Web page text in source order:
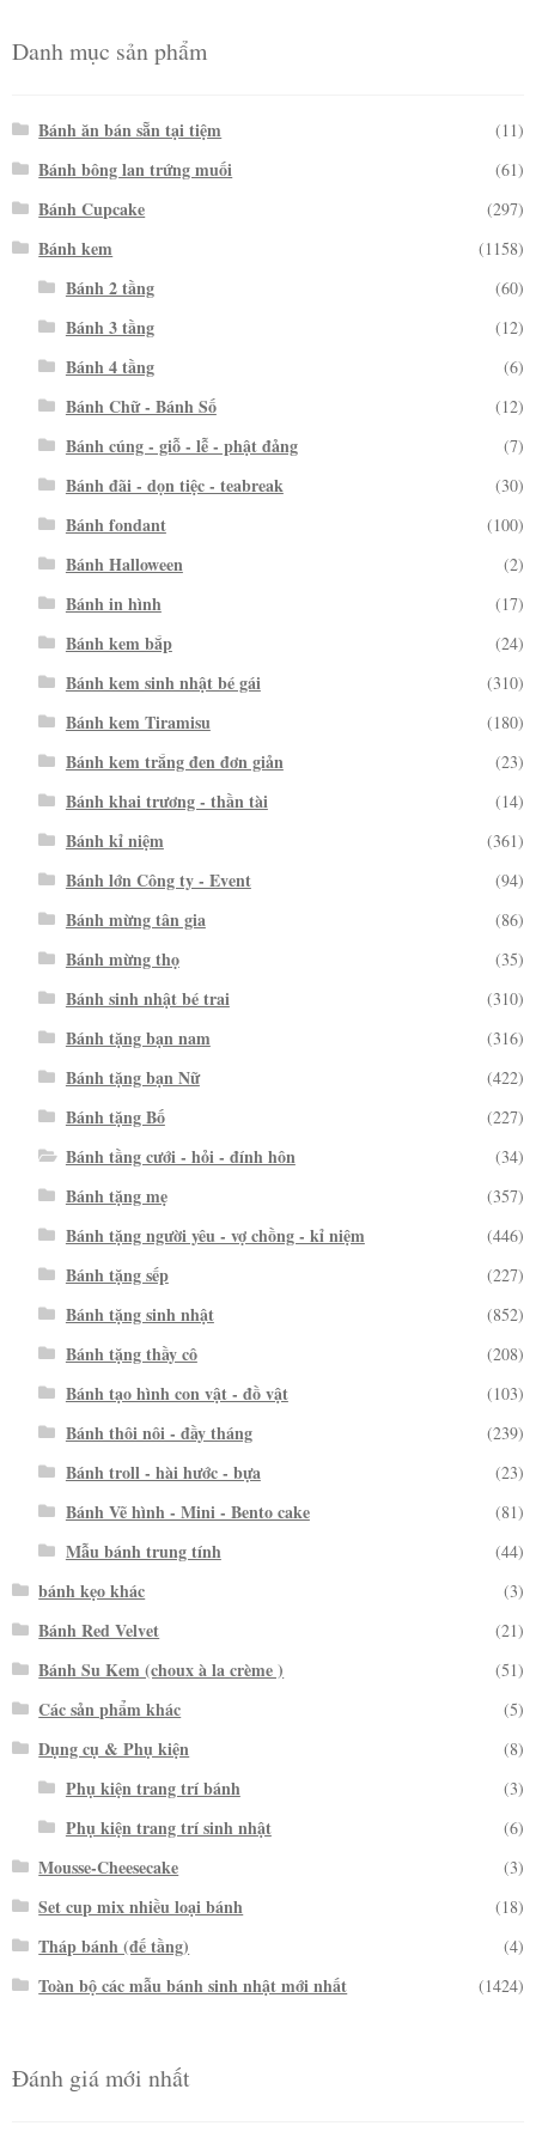
Danh mục sản phẩm
Bánh ăn bán sẵn tại tiệm (11)
Bánh bông lan trứng muối (61)
Bánh Cupcake (297)
Bánh kem (1158)
Bánh 2 tầng (60)
Bánh 3 tầng (12)
Bánh 4 tầng (6)
Bánh Chữ - Bánh Số (12)
Bánh cúng - giỗ - lễ - phật đảng (7)
Bánh đãi - dọn tiệc - teabreak (30)
Bánh fondant (100)
Bánh Halloween (2)
Bánh in hình (17)
Bánh kem bắp (24)
Bánh kem sinh nhật bé gái (310)
Bánh kem Tiramisu (180)
Bánh kem trắng đen đơn giản (23)
Bánh khai trương - thần tài (14)
Bánh kỉ niệm (361)
Bánh lớn Công ty - Event (94)
Bánh mừng tân gia (86)
Bánh mừng thọ (35)
Bánh sinh nhật bé trai (310)
Bánh tặng bạn nam (316)
Bánh tặng bạn Nữ (422)
Bánh tặng Bố (227)
Bánh tầng cưới - hỏi - đính hôn (34)
Bánh tặng mẹ (357)
Bánh tặng người yêu - vợ chồng - kỉ niệm (446)
Bánh tặng sếp (227)
Bánh tặng sinh nhật (852)
Bánh tặng thầy cô (208)
Bánh tạo hình con vật - đồ vật (103)
Bánh thôi nôi - đầy tháng (239)
Bánh troll - hài hước - bựa (23)
Bánh Vẽ hình - Mini - Bento cake (81)
Mẫu bánh trung tính (44)
bánh kẹo khác (3)
Bánh Red Velvet (21)
Bánh Su Kem (choux à la crème ) (51)
Các sản phẩm khác (5)
Dụng cụ & Phụ kiện (8)
Phụ kiện trang trí bánh (3)
Phụ kiện trang trí sinh nhật (6)
Mousse-Cheesecake (3)
Set cup mix nhiều loại bánh (18)
Tháp bánh (đế tầng) (4)
Toàn bộ các mẫu bánh sinh nhật mới nhất (1424)
Đánh giá mới nhất